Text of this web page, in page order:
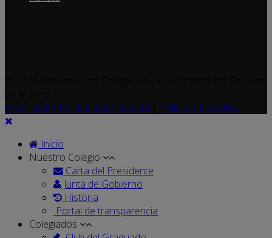
Aviso legal y Política de privacidad
Política de cookies
Inicio
Nuestro Colegio
Carta del Presidente
Junta de Gobierno
Historia
Portal de transparencia
Colegiados